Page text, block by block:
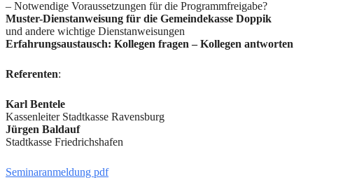
– Notwendige Voraussetzungen für die Programmfreigabe?
Muster-Dienstanweisung für die Gemeindekasse Doppik
und andere wichtige Dienstanweisungen
Erfahrungsaustausch: Kollegen fragen –Kollegen antworten
Referenten:
Karl Bentele
Kassenleiter Stadtkasse Ravensburg
Jürgen Baldauf
Stadtkasse Friedrichshafen
Seminaranmeldung pdf